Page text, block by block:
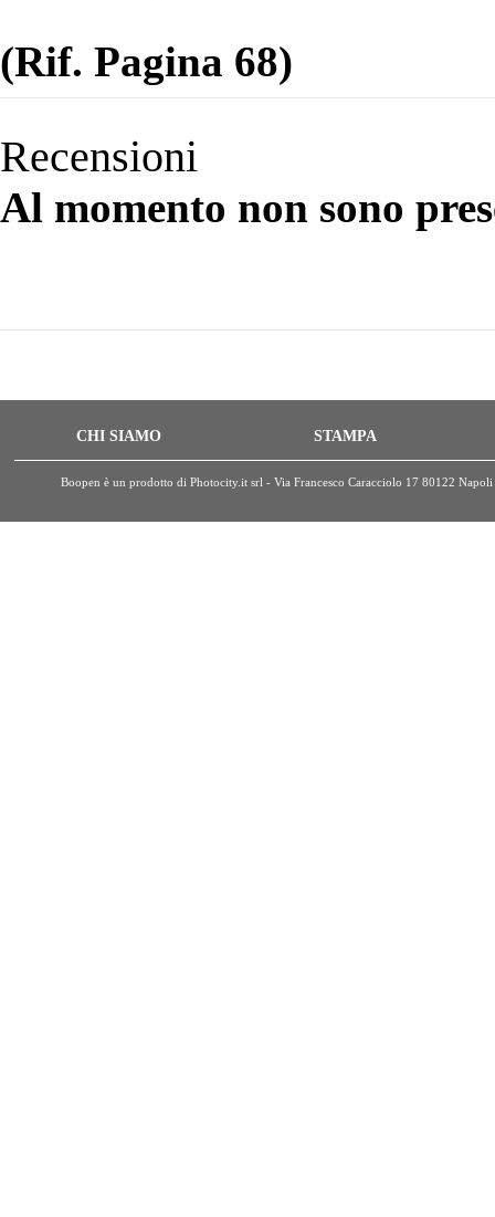
(Rif. Pagina 68)
Recensioni
Al momento non sono
CHI SIAMO STAMPA
Boopen è un prodotto di Photocity.it srl - Via Francesco Caracciolo 17 80122